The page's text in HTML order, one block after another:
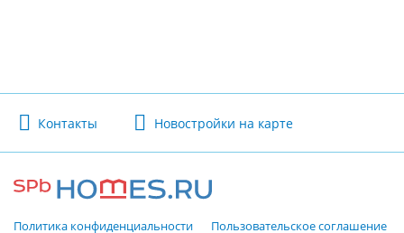
Контакты Новостройки на карте
Политика конфиденциальности Пользовательское соглашение